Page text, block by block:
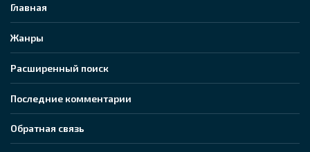
Главная
Жанры
Расширенный поиск
Последние комментарии
Обратная связь